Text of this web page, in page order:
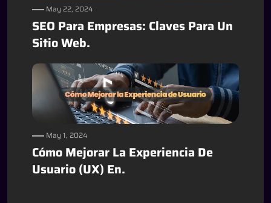
May 22, 2024
SEO Para Empresas: Claves Para Un
Sitio Web.
May 1, 2024
Cómo Mejorar La Experiencia De
Usuario (UX) En.